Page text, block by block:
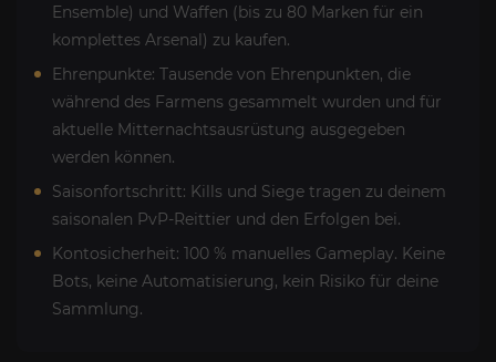
Ensemble) und Waffen (bis zu 80 Marken für ein
komplettes Arsenal) zu kaufen.
Ehrenpunkte: Tausende von Ehrenpunkten, die
während des Farmens gesammelt wurden und für
aktuelle Mitternachtsausrüstung ausgegeben
werden können.
Saisonfortschritt: Kills und Siege tragen zu deinem
saisonalen PvP-Reittier und den Erfolgen bei.
Kontosicherheit: 100 % manuelles Gameplay. Keine
Bots, keine Automatisierung, kein Risiko für deine
Sammlung.